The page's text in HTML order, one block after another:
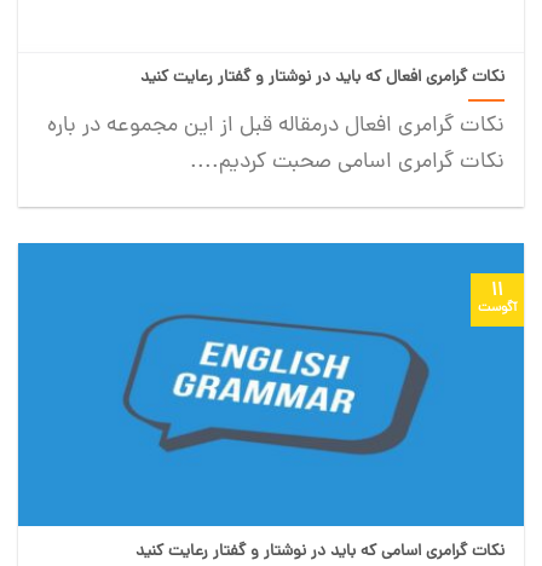
نکات گرامری افعال که باید در نوشتار و گفتار رعایت کنید
نکات گرامری افعال درمقاله قبل از این مجموعه در باره
نکات گرامری اسامی صحبت کردیم....
نکات گرامری اسامی که باید در نوشتار و گفتار رعایت کنید
11
آگوست